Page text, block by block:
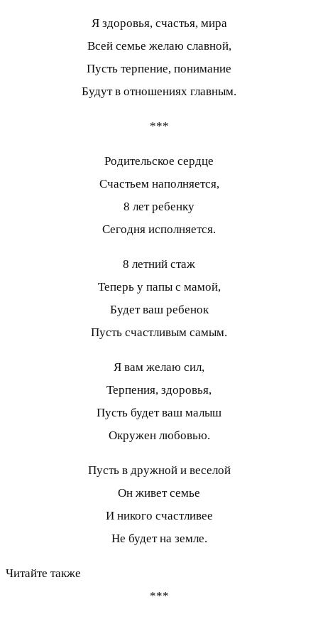
Я здоровья, счастья, мира
Всей семье желаю славной,
Пусть терпение, понимание
Будут в отношениях главным.
***
Родительское сердце
Счастьем наполняется,
8 лет ребенку
Сегодня исполняется.
8 летний стаж
Теперь у папы с мамой,
Будет ваш ребенок
Пусть счастливым самым.
Я вам желаю сил,
Терпения, здоровья,
Пусть будет ваш малыш
Окружен любовью.
Пусть в дружной и веселой
Он живет семье
И никого счастливее
Не будет на земле.
Читайте также
***